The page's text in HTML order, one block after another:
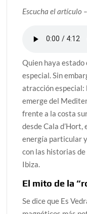
sagrada?
Escucha el artículo
Quien haya estado
especial. Sin
atracción especial:
emerge del
frente a la costa
desde Cala
energía particular
con las historias
Ibiza.
El mito de la
Se dice que Es